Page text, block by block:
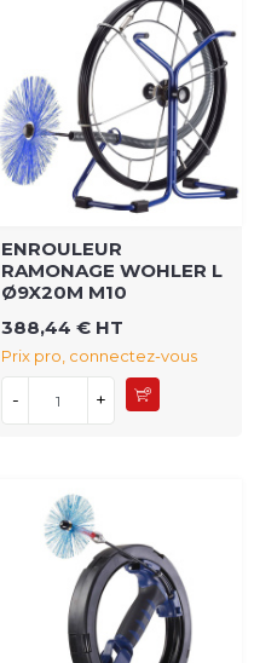
ENROULEUR
RAMONAGE WOHLER L
Ø9X20M M10
388,44 € HT
Prix pro, connectez-vous
- +